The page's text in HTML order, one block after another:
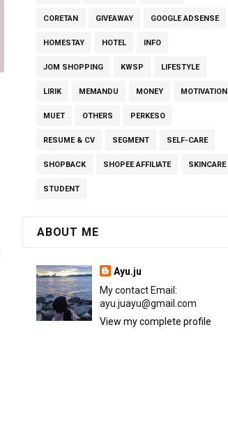
CORETAN GIVEAWAY GOOGLE ADSENSE
HOMESTAY HOTEL INFO
JOM SHOPPING KWSP LIFESTYLE
LIRIK MEMANDU MONEY MOTIVATION
MUET OTHERS PERKESO
RESUME & CV SEGMENT SELF-CARE
SHOPBACK SHOPEE AFFILIATE SKINCARE
STUDENT
ABOUT ME
Ayu.ju
My contact Email:
ayu.juayu@gmail.com
View my complete profile